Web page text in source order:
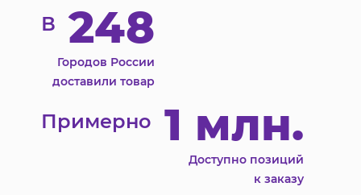
В 248
Городов России
доставили товар
Примерно 1 млн.
Доступно позиций
к заказу